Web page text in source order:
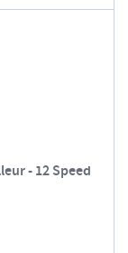
- 12 Speed